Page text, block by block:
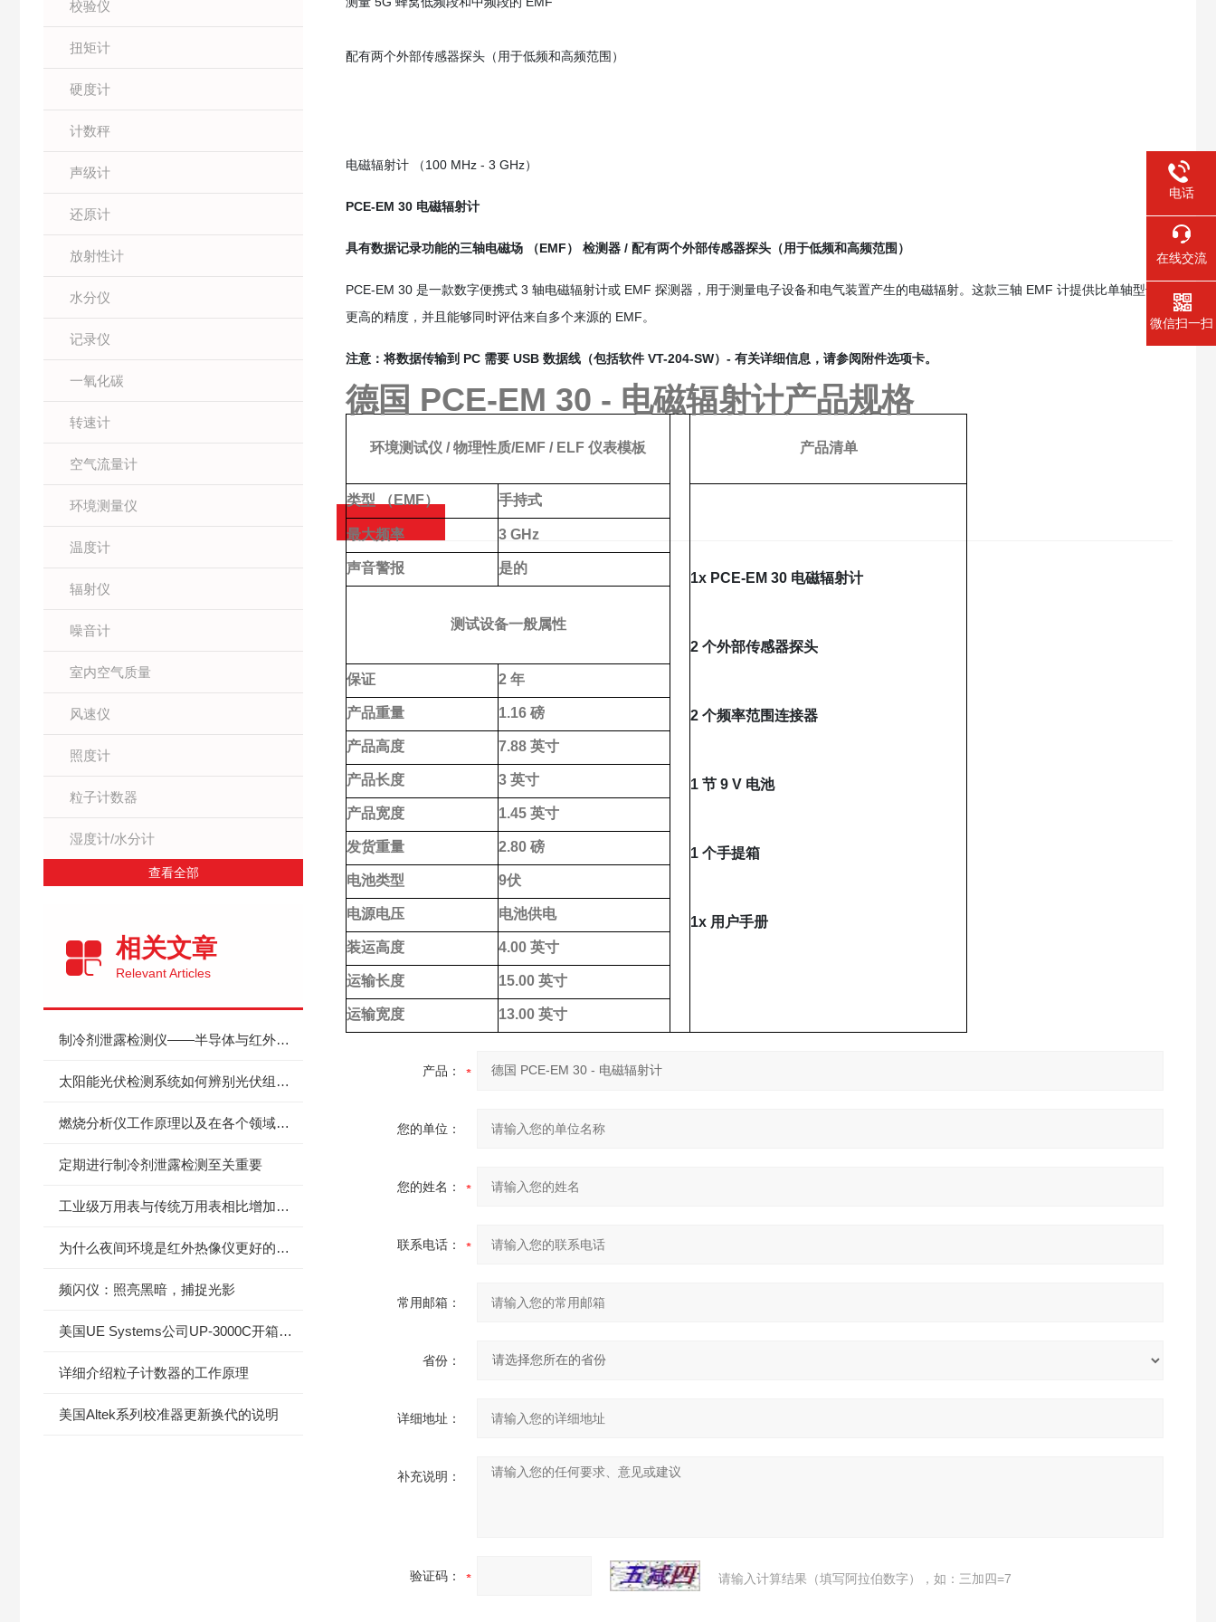
校验仪
扭矩计
硬度计
计数秤
声级计
还原计
放射性计
水分仪
记录仪
一氧化碳
转速计
空气流量计
环境测量仪
温度计
辐射仪
噪音计
室内空气质量
风速仪
照度计
粒子计数器
湿度计/水分计
查看全部
相关文章
Relevant Articles
制冷剂泄露检测仪——半导体与红外探测原理及制冷系统检漏应用
太阳能光伏检测系统如何辨别光伏组件的好坏？
燃烧分析仪工作原理以及在各个领域中的应用
定期进行制冷剂泄露检测至关重要
工业级万用表与传统万用表相比增加了哪些功能？
为什么夜间环境是红外热像仪更好的发挥舞台？
频闪仪：照亮黑暗，捕捉光影
美国UE Systems公司UP-3000C开箱体验
详细介绍粒子计数器的工作原理
美国Altek系列校准器更新换代的说明
配有两个外部传感器探头（用于低频和高频范围）
电磁辐射计 （100 MHz - 3 GHz）
PCE-EM 30 电磁辐射计
具有数据记录功能的三轴电磁场 （EMF） 检测器 / 配有两个外部传感器探头（用于低频和高频范围）
PCE-EM 30 是一款数字便携式 3 轴电磁辐射计或 EMF 探测器，用于测量电子设备和电气装置产生的电磁辐射。这款三轴 EMF 计提供比单轴型号
更高的精度，并且能够同时评估来自多个来源的 EMF。
注意：将数据传输到 PC 需要 USB 数据线（包括软件 VT-204-SW）- 有关详细信息，请参阅附件选项卡。
德国 PCE-EM 30 - 电磁辐射计产品规格
环境测试仪 / 物理性质/EMF / ELF 仪表模板 产品清单
类型 （EMF） 手持式
1x PCE-EM 30 电磁辐射计
2 个外部传感器探头
2 个频率范围连接器
1 节 9 V 电池
1 个手提箱
1x 用户手册
最大频率 3 GHz
声音警报 是的
测试设备一般属性
保证 2 年
产品重量 1.16 磅
产品高度 7.88 英寸
产品长度 3 英寸
产品宽度 1.45 英寸
发货重量 2.80 磅
电池类型 9伏
电源电压 电池供电
装运高度 4.00 英寸
运输长度 15.00 英寸
运输宽度 13.00 英寸
产品：
您的单位：
您的姓名：
联系电话：
常用邮箱：
省份：
详细地址：
补充说明：
验证码： 请输入计算结果（填写阿拉伯数字），如：三加四=7
电话
在线交流
微信扫一扫